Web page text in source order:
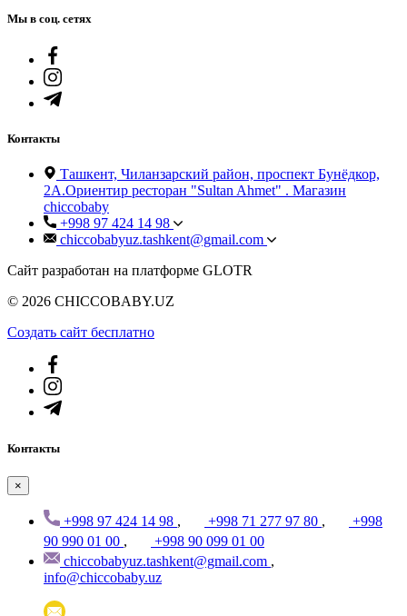
Мы в соц. сетях
Контакты
Ташкент, Чиланзарский район, проспект Бунёдкор,
2А.Ориентир ресторан "Sultan Ahmet" . Магазин
chiccobaby
+998 97 424 14 98
chiccobabyuz.tashkent@gmail.com
Сайт разработан на платформе GLOTR
© 2026 CHICCOBABY.UZ
Создать cайт бесплатно
Контакты
×
+998 97 424 14 98 , +998 71 277 97 80 ,
+998
90 990 01 00 ,
+998 90 099 01 00
chiccobabyuz.tashkent@gmail.com ,
info@chiccobaby.uz